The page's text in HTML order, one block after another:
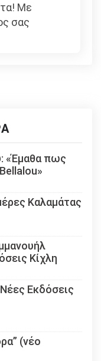
Με
σας
«Έμαθα πως
Καλαμάτας
Κίχλη
Εκδόσεις
(νέο